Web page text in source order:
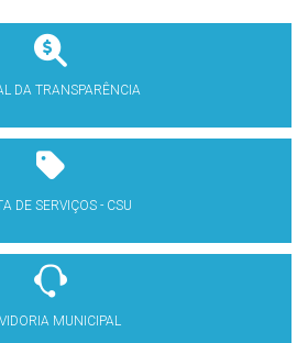
DA TRANSPARÊNCIA
DE SERVIÇOS - CSU
MUNICIPAL